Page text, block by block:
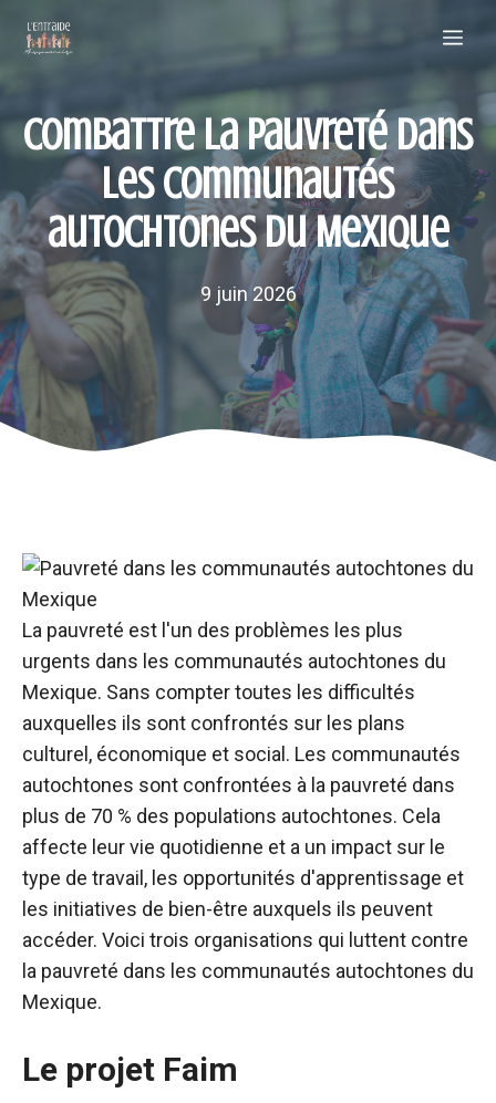
Combattre la pauvreté dans
les communautés
autochtones du Mexique
9 juin 2026
La pauvreté est l'un des problèmes les plus
urgents dans les communautés autochtones du
Mexique. Sans compter toutes les difficultés
auxquelles ils sont confrontés sur les plans
culturel, économique et social. Les communautés
autochtones sont confrontées à la pauvreté dans
plus de 70 % des populations autochtones. Cela
affecte leur vie quotidienne et a un impact sur le
type de travail, les opportunités d'apprentissage et
les initiatives de bien-être auxquels ils peuvent
accéder. Voici trois organisations qui luttent contre
la pauvreté dans les communautés autochtones du
Mexique.
Le projet Faim